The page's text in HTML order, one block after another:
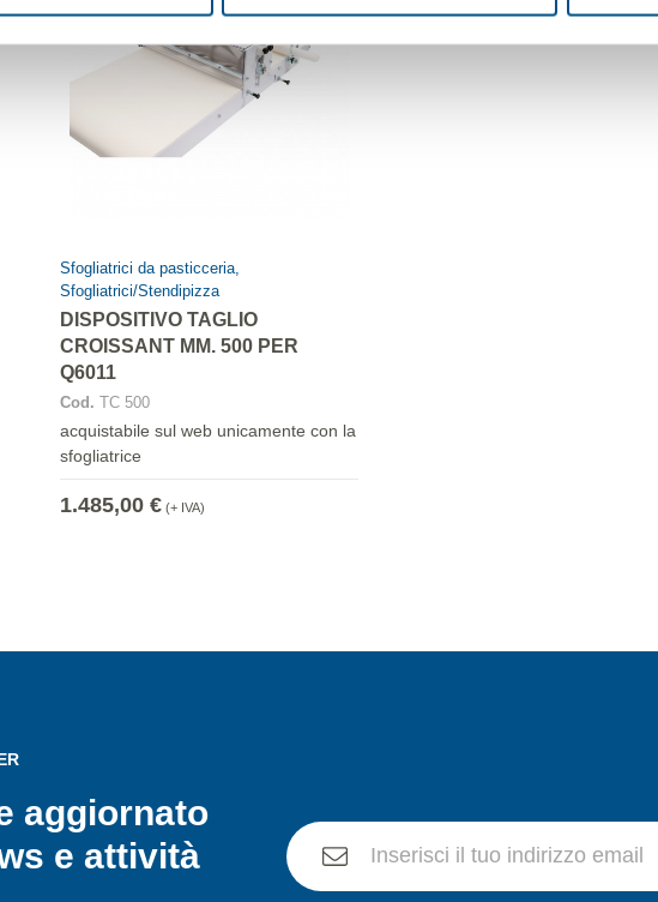
Sfogliatrici da pasticceria,
Sfogliatrici/Stendipizza
DISPOSITIVO TAGLIO
CROISSANT MM. 500 PER
Q6011
Cod. TC 500
acquistabile sul web unicamente con la
sfogliatrice
1.485,00 € (+ IVA)
aggiornato
e attività